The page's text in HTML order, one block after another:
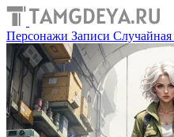
Персонажи Записи Случайная